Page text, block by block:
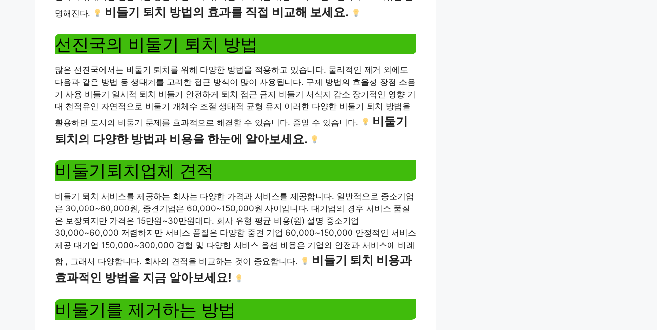
명해진다.
비둘기 퇴치 방법의 효과를 직접 비교해 보세요.
선진국의 비둘기 퇴치 방법
많은 선진국에서는 비둘기 퇴치를 위해 다양한 방법을 적용하고 있습니다. 물리적인 제거 외에도
다음과 같은 방법 등 생태계를 고려한 접근 방식이 많이 사용됩니다. 구제 방법의 효율성 장점 소음
기 사용 비둘기 일시적 퇴치 비둘기 안전하게 퇴치 접근 금지 비둘기 서식지 감소 장기적인 영향 기
대 천적유인 자연적으로 비둘기 개체수 조절 생태적 균형 유지 이러한 다양한 비둘기 퇴치 방법을
활용하면 도시의 비둘기 문제를 효과적으로 해결할 수 있습니다. 줄일 수 있습니다.
비둘기
퇴치의 다양한 방법과 비용을 한눈에 알아보세요.
비둘기퇴치업체 견적
비둘기 퇴치 서비스를 제공하는 회사는 다양한 가격과 서비스를 제공합니다. 일반적으로 중소기업
은 30,000~60,000원, 중견기업은 60,000~150,000원 ​​사이입니다. 대기업의 경우 서비스 품질
은 보장되지만 가격은 15만원~30만원대다. 회사 유형 평균 비용(원) 설명 중소기업
30,000~60,000 저렴하지만 서비스 품질은 다양함 중견 기업 60,000~150,000 안정적인 서비스
제공 대기업 150,000~300,000 경험 및 다양한 서비스 옵션 비용은 기업의 안전과 서비스에 비례
함 , 그래서 다양합니다. 회사의 견적을 비교하는 것이 중요합니다.
비둘기 퇴치 비용과
효과적인 방법을 지금 알아보세요!
비둘기를 제거하는 방법